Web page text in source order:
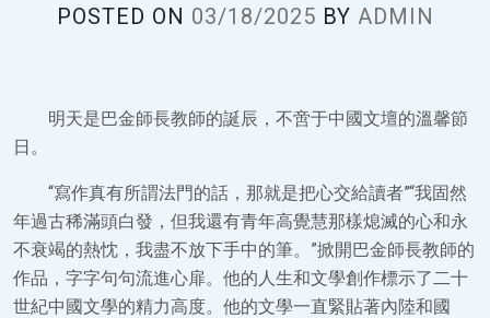
POSTED ON 03/18/2025 BY ADMIN
明天是巴金師長教師的誕辰，不啻于中國文壇的溫馨節
日。
“寫作真有所謂法門的話，那就是把心交給讀者”“我固然
年過古稀滿頭白發，但我還有青年高覺慧那樣熄滅的心和永
不衰竭的熱忱，我盡不放下手中的筆。”掀開巴金師長教師的
作品，字字句句流進心扉。他的人生和文學創作標示了二十
世紀中國文學的精力高度。他的文學一直緊貼著內陸和國